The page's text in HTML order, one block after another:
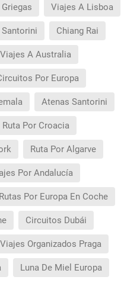
Viajes A Lisboa
Chiang Rai
Viajes A Australia
Por Europa
Atenas Santorini
Ruta Por Croacia
Ruta Por Algarve
Por Andalucía
Rutas Por Europa En Coche
Circuitos Dubái
Viajes Organizados Praga
Luna De Miel Europa